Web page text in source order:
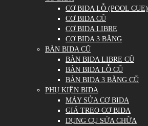
CƠ BIDA LỖ (POOL CUE)
CƠ BIDA CŨ
CƠ BIDA LIBRE
CƠ BIDA 3 BĂNG
BÀN BIDA CŨ
BÀN BIDA LIBRE CŨ
BÀN BIDA LỖ CŨ
BÀN BIDA 3 BĂNG CŨ
PHỤ KIỆN BIDA
MÁY SỬA CƠ BIDA
GIÁ TREO CƠ BIDA
DỤNG CỤ SỬA CHỮA